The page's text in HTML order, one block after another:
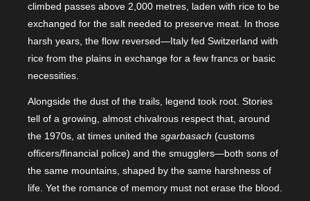
climbed passes above 2,000 metres, laden with rice to be
exchanged for the salt needed to preserve meat. In those
harsh years, the flow reversed—Italy fed Switzerland with
rice from the plains in exchange for a few francs or basic
necessities.
Alongside the dust of the trails, legend took root. Stories
tell of a growing, almost chivalrous respect that, around
the 1970s, at times united the sgarbasach (customs
officers/financial police) and the smugglers—both sons of
the same mountains, shaped by the same harshness of
life. Yet the romance of memory must not erase the blood.